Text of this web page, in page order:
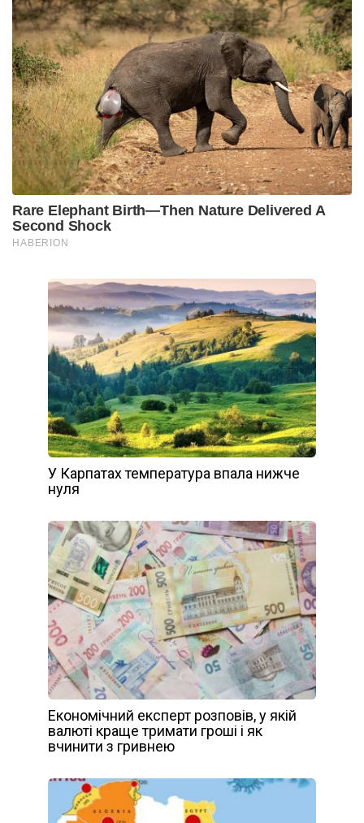
У Карпатах температура впала нижче
нуля
Економічний експерт розповів, у якій
валюті краще тримати гроші і як
вчинити з гривнею